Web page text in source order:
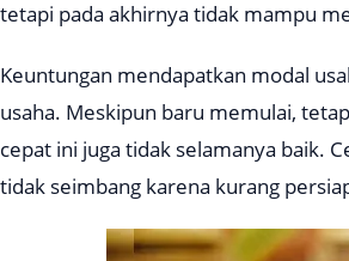
tetapi pada akhirnya tidak mampu
Keuntungan mendapatkan modal
usaha. Meskipun baru memulai,
cepat ini juga tidak selamanya baik.
tidak seimbang karena kurang